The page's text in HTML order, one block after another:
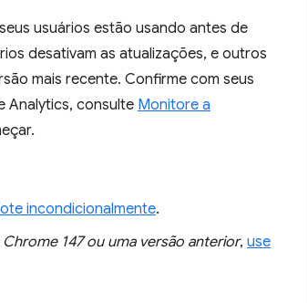
usuários estão usando antes de
desativam as atualizações, e outros
mais recente. Confirme com seus
Analytics, consulte Monitore a
incondicionalmente.
147 ou uma versão anterior, use